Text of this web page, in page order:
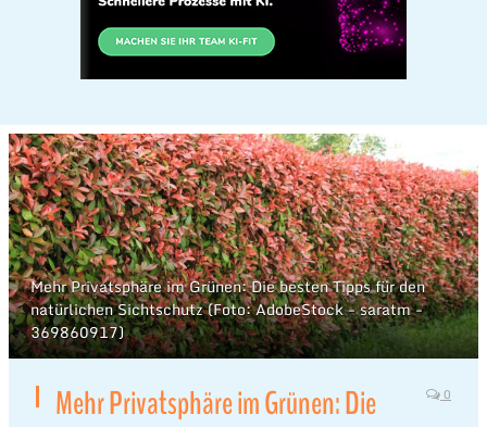
Mehr Privatsphäre im Grünen: Die besten Tipps für den
natürlichen Sichtschutz (Foto: AdobeStock - saratm -
369860917)
Mehr Privatsphäre im Grünen: Die
0